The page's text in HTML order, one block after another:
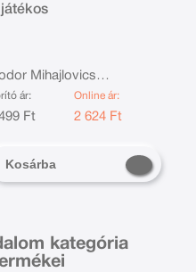
Mihajlovics
ár:
Ft
Online ár:
2 624 Ft
Kosárba
kategória